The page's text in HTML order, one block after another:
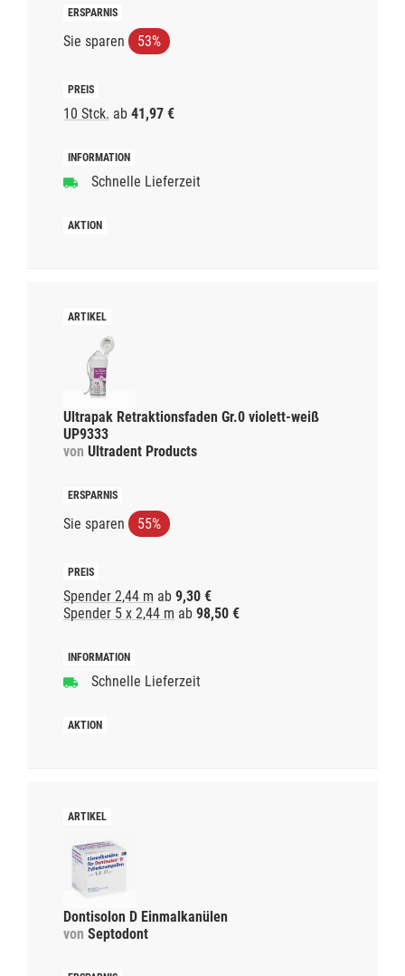
Sie sparen 53%
10 Stck. ab 41,97 €
Schnelle Lieferzeit
Ultrapak Retraktionsfaden Gr.0 violett-weiß
UP9333
von Ultradent Products
Sie sparen 55%
Spender 2,44 m ab 9,30 €
Spender 5 x 2,44 m ab 98,50 €
Schnelle Lieferzeit
Dontisolon D Einmalkanülen
von Septodont